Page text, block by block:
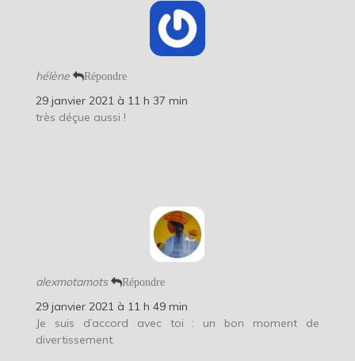
hélène Répondre
29 janvier 2021 à 11 h 37 min
très déçue aussi !
alexmotamots Répondre
29 janvier 2021 à 11 h 49 min
Je suis d’accord avec toi : un bon moment de
divertissement.